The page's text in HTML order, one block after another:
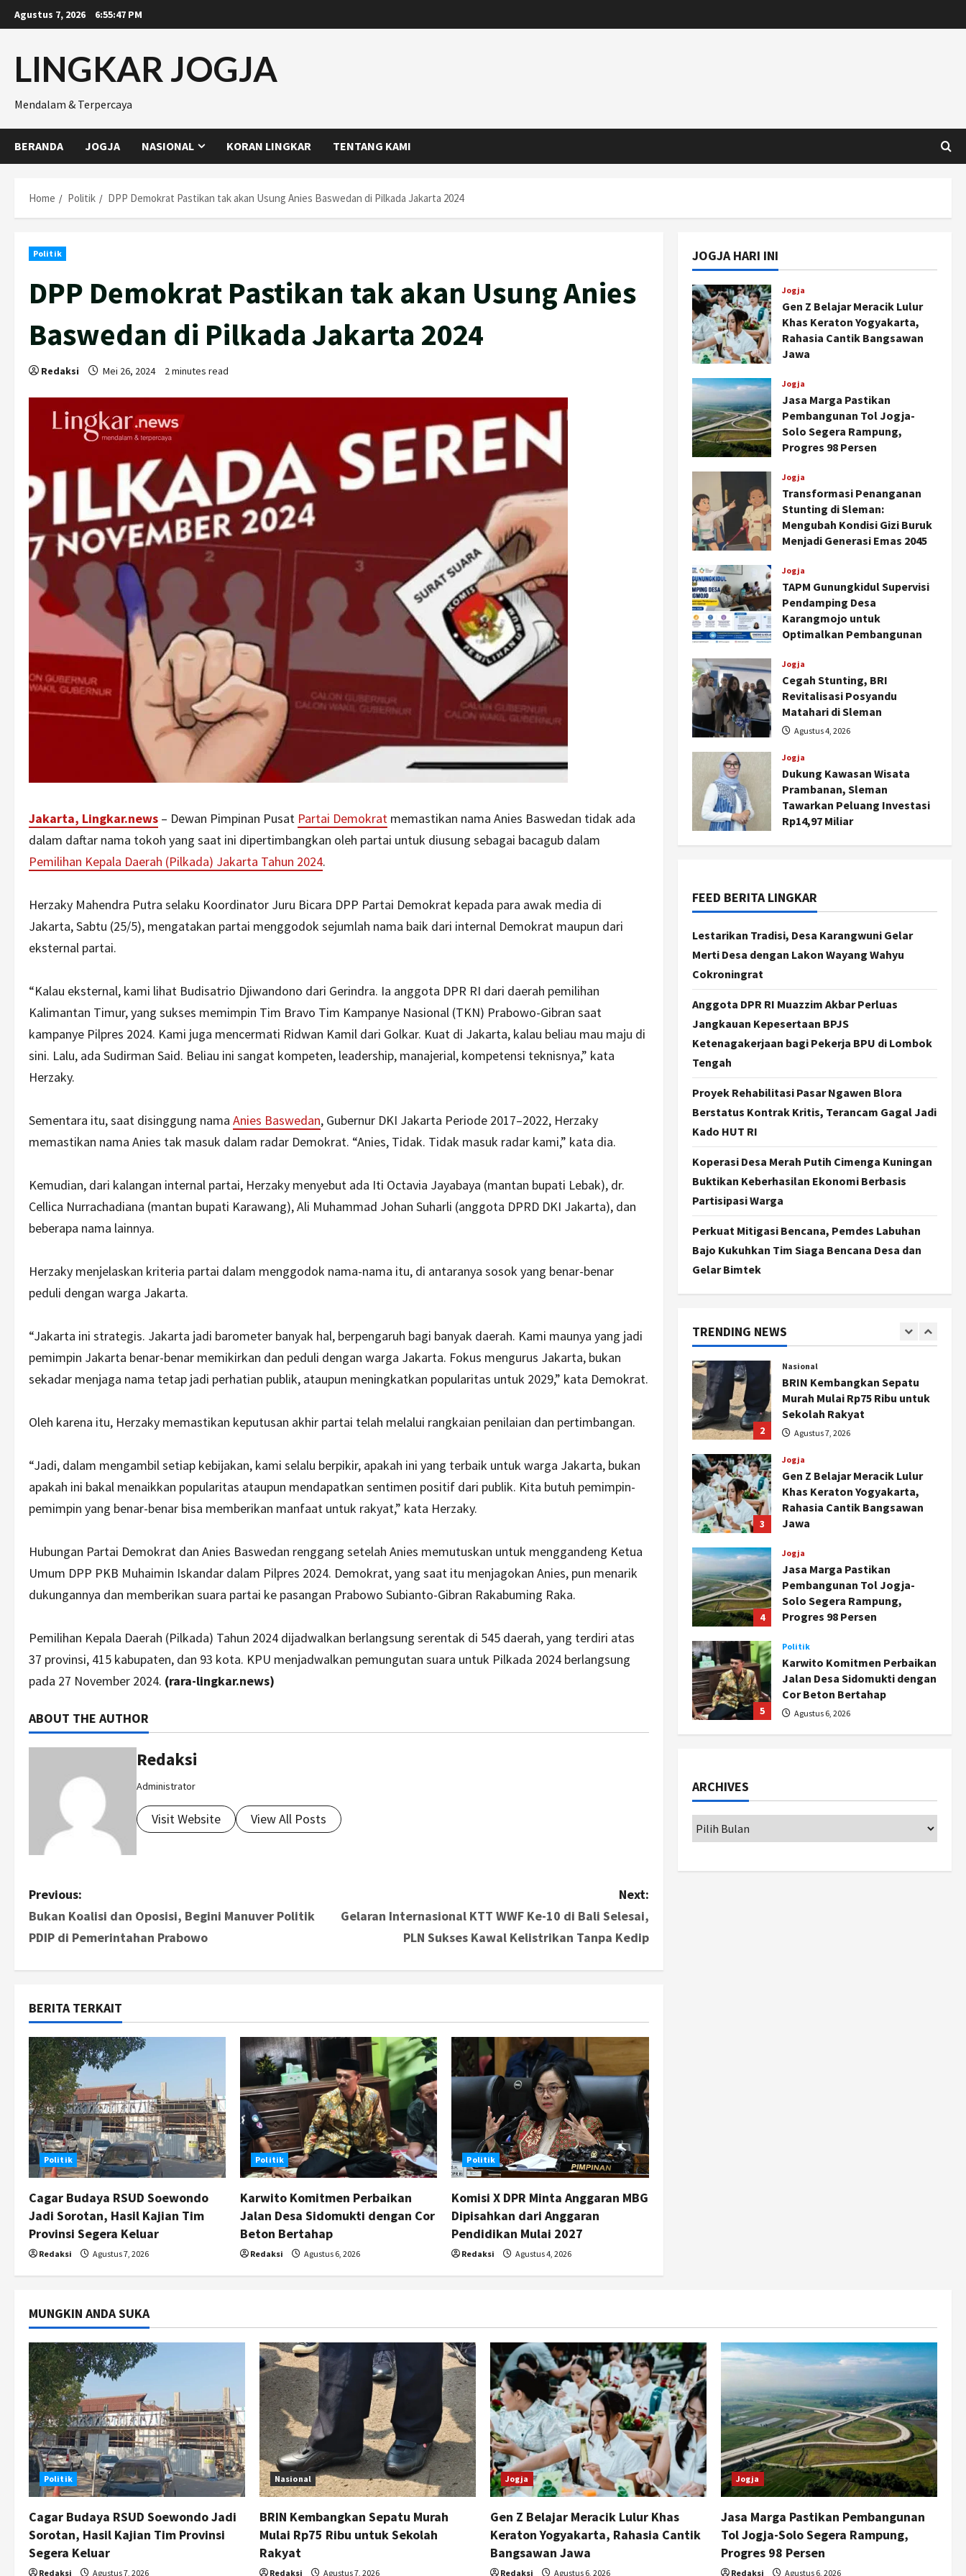
Skip
to
Agustus 7, 2026 6:55:48 PM
LINGKAR JOGJA
Mendalam & Terpercaya
BERANDA JOGJA NASIONAL KORAN LINGKAR TENTANG KAMI
Home Politik DPP Demokrat Pastikan tak akan Usung Anies Baswedan di Pilkada Jakarta 2024
Politik
DPP Demokrat Pastikan tak akan Usung Anies
Baswedan di Pilkada Jakarta 2024
Redaksi Mei 26, 2024 2 minutes read
Jakarta, Lingkar.news – Dewan Pimpinan Pusat Partai Demokrat memastikan nama Anies Baswedan tidak ada
dalam daftar nama tokoh yang saat ini dipertimbangkan oleh partai untuk diusung sebagai bacagub dalam
Pemilihan Kepala Daerah (Pilkada) Jakarta Tahun 2024.
Herzaky Mahendra Putra selaku Koordinator Juru Bicara DPP Partai Demokrat kepada para awak media di
Jakarta, Sabtu (25/5), mengatakan partai menggodok sejumlah nama baik dari internal Demokrat maupun dari
eksternal partai.
“Kalau eksternal, kami lihat Budisatrio Djiwandono dari Gerindra. Ia anggota DPR RI dari daerah pemilihan
Kalimantan Timur, yang sukses memimpin Tim Bravo Tim Kampanye Nasional (TKN) Prabowo-Gibran saat
kampanye Pilpres 2024. Kami juga mencermati Ridwan Kamil dari Golkar. Kuat di Jakarta, kalau beliau mau maju di
sini. Lalu, ada Sudirman Said. Beliau ini sangat kompeten, leadership, manajerial, kompetensi teknisnya,” kata
Herzaky.
Sementara itu, saat disinggung nama Anies Baswedan, Gubernur DKI Jakarta Periode 2017–2022, Herzaky
memastikan nama Anies tak masuk dalam radar Demokrat. “Anies, Tidak. Tidak masuk radar kami,” kata dia.
Kemudian, dari kalangan internal partai, Herzaky menyebut ada Iti Octavia Jayabaya (mantan bupati Lebak), dr.
Cellica Nurrachadiana (mantan bupati Karawang), Ali Muhammad Johan Suharli (anggota DPRD DKI Jakarta), dan
beberapa nama lainnya.
Herzaky menjelaskan kriteria partai dalam menggodok nama-nama itu, di antaranya sosok yang benar-benar
peduli dengan warga Jakarta.
“Jakarta ini strategis. Jakarta jadi barometer banyak hal, berpengaruh bagi banyak daerah. Kami maunya yang jadi
pemimpin Jakarta benar-benar memikirkan dan peduli dengan warga Jakarta. Fokus mengurus Jakarta, bukan
sekadar menjaga nama tetap jadi perhatian publik, ataupun meningkatkan popularitas untuk 2029,” kata Demokrat.
Oleh karena itu, Herzaky memastikan keputusan akhir partai telah melalui rangkaian penilaian dan pertimbangan.
“Jadi, dalam mengambil setiap kebijakan, kami selalu berpikir, apakah ini yang terbaik untuk warga Jakarta, bukan
apakah ini bakal menaikkan popularitas ataupun mendapatkan sentimen positif dari publik. Kita butuh pemimpin-
pemimpin yang benar-benar bisa memberikan manfaat untuk rakyat,” kata Herzaky.
Hubungan Partai Demokrat dan Anies Baswedan renggang setelah Anies memutuskan untuk menggandeng Ketua
Umum DPP PKB Muhaimin Iskandar dalam Pilpres 2024. Demokrat, yang saat itu menjagokan Anies, pun menarik
dukungannya dan memberikan suara partai ke pasangan Prabowo Subianto-Gibran Rakabuming Raka.
Pemilihan Kepala Daerah (Pilkada) Tahun 2024 dijadwalkan berlangsung serentak di 545 daerah, yang terdiri atas
37 provinsi, 415 kabupaten, dan 93 kota. KPU menjadwalkan pemungutan suara untuk Pilkada 2024 berlangsung
pada 27 November 2024. (rara-lingkar.news)
ABOUT THE AUTHOR
Redaksi
Administrator
Visit Website View All Posts
P
o
n
a
v
i
g
a
t
i
o
Previous:
Bukan Koalisi dan Oposisi, Begini Manuver Politik
PDIP di Pemerintahan Prabowo
Next:
Gelaran Internasional KTT WWF Ke-10 di Bali Selesai,
PLN Sukses Kawal Kelistrikan Tanpa Kedip
BERITA TERKAIT
Politik
Cagar Budaya RSUD Soewondo
Jadi Sorotan, Hasil Kajian Tim
Provinsi Segera Keluar
Redaksi Agustus 7, 2026
Politik
Karwito Komitmen Perbaikan
Jalan Desa Sidomukti dengan Cor
Beton Bertahap
Redaksi Agustus 6, 2026
Politik
Komisi X DPR Minta Anggaran MBG
Dipisahkan dari Anggaran
Pendidikan Mulai 2027
Redaksi Agustus 4, 2026
JOGJA HARI INI
Jogja
Gen Z Belajar Meracik Lulur
Khas Keraton Yogyakarta,
Rahasia Cantik Bangsawan
Jawa
Jogja
Jasa Marga Pastikan
Pembangunan Tol Jogja-
Solo Segera Rampung,
Progres 98 Persen
Jogja
Transformasi Penanganan
Stunting di Sleman:
Mengubah Kondisi Gizi Buruk
Menjadi Generasi Emas 2045
Jogja
TAPM Gunungkidul Supervisi
Pendamping Desa
Karangmojo untuk
Optimalkan Pembangunan
Kalurahan
Agustus 5, 2026
Jogja
Cegah Stunting, BRI
Revitalisasi Posyandu
Matahari di Sleman
Agustus 4, 2026
Jogja
Dukung Kawasan Wisata
Prambanan, Sleman
Tawarkan Peluang Investasi
Rp14,97 Miliar
FEED BERITA LINGKAR
Lestarikan Tradisi, Desa Karangwuni Gelar
Merti Desa dengan Lakon Wayang Wahyu
Cokroningrat
Anggota DPR RI Muazzim Akbar Perluas
Jangkauan Kepesertaan BPJS
Ketenagakerjaan bagi Pekerja BPU di Lombok
Tengah
Proyek Rehabilitasi Pasar Ngawen Blora
Berstatus Kontrak Kritis, Terancam Gagal Jadi
Kado HUT RI
Koperasi Desa Merah Putih Cimenga Kuningan
Buktikan Keberhasilan Ekonomi Berbasis
Partisipasi Warga
Perkuat Mitigasi Bencana, Pemdes Labuhan
Bajo Kukuhkan Tim Siaga Bencana Desa dan
Gelar Bimtek
TRENDING NEWS
2
Nasional
BRIN Kembangkan Sepatu
Murah Mulai Rp75 Ribu untuk
Jogja
Gen Z Belajar Meracik Lulur
Khas Keraton Yogyakarta,
Rahasia Cantik Bangsawan
Agustus 6, 2026
4
Jasa Marga Pastikan
Pembangunan Tol Jogja-
Progres 98 Persen
Agustus 6, 2026
Politik
Karwito Komitmen Perbaikan
Cor Beton Bertahap
Agustus 6, 2026
1
Segera Keluar
2
Nasional
BRIN Kembangkan Sepatu
Murah Mulai Rp75 Ribu untuk
Sekolah Rakyat
Agustus 7, 2026
3
Jogja
Gen Z Belajar Meracik Lulur
Khas Keraton Yogyakarta,
Rahasia Cantik Bangsawan
Jawa
4
Jogja
Jasa Marga Pastikan
Pembangunan Tol Jogja-
Solo Segera Rampung,
Progres 98 Persen
5
Politik
Karwito Komitmen Perbaikan
Jalan Desa Sidomukti dengan
Cor Beton Bertahap
Agustus 6, 2026
1
Segera Keluar
ARCHIVES
MUNGKIN ANDA SUKA
Politik
Cagar Budaya RSUD Soewondo Jadi
Sorotan, Hasil Kajian Tim Provinsi
Segera Keluar
Redaksi Agustus 7, 2026
Nasional
BRIN Kembangkan Sepatu Murah
Mulai Rp75 Ribu untuk Sekolah
Rakyat
Redaksi Agustus 7, 2026
Jogja
Gen Z Belajar Meracik Lulur Khas
Keraton Yogyakarta, Rahasia Cantik
Bangsawan Jawa
Redaksi Agustus 6, 2026
Jogja
Jasa Marga Pastikan Pembangunan
Tol Jogja-Solo Segera Rampung,
Progres 98 Persen
Redaksi Agustus 6, 2026